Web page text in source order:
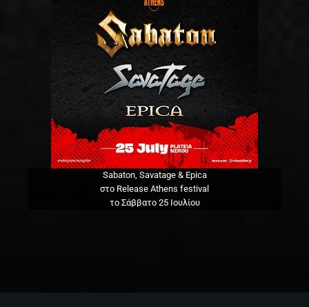
Sabaton, Savatage & Epica
στο Release Athens festival
το Σάββατο 25 Ιουλίου